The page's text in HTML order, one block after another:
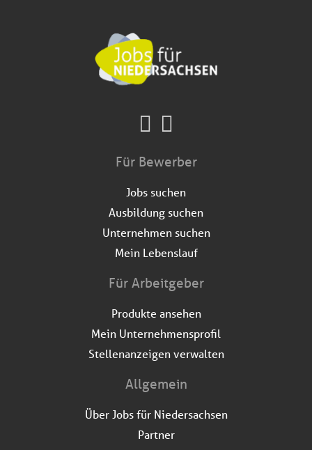
Für Bewerber
Jobs suchen
Ausbildung suchen
Unternehmen suchen
Mein Lebenslauf
Für Arbeitgeber
Produkte ansehen
Mein Unternehmensprofil
Stellenanzeigen verwalten
Allgemein
Über Jobs für Niedersachsen
Partner